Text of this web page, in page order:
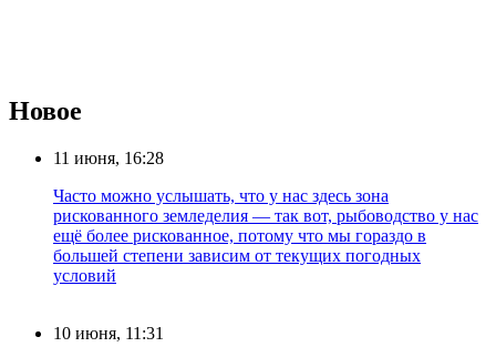
Новое
11 июня, 16:28
Часто можно услышать, что у нас здесь зона
рискованного земледелия — так вот, рыбоводство у нас
ещё более рискованное, потому что мы гораздо в
большей степени зависим от текущих погодных
условий
10 июня, 11:31